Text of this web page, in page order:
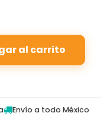
al carrito
Envío a todo México